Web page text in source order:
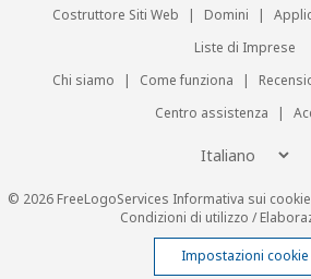
Costruttore Siti Web
| Domini |
Liste di Imprese
Chi siamo
| Come funziona |
Centro assistenza
|
© 2026 FreeLogoServices Informativa sui cookie
Condizioni di utilizzo /
Impostazioni cookie